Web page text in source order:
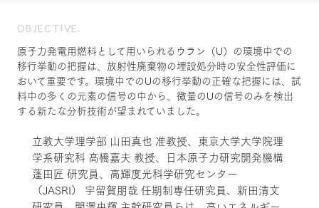
OBJECTIVE.
原子力発電用燃料として用いられるウラン（U）の環境中での
移行挙動の把握は、放射性廃棄物の埋設処分時の安全性評価に
おいて重要です。環境中でのUの移行挙動の正確な把握には、試
料中の多くの元素の信号の中から、微量のUの信号のみを検出
する新たな分析技術が望まれていました。
立教大学理学部 山田真也 准教授、東京大学大学院理
学系研究科 高橋嘉夫 教授、日本原子力研究開発機構
蓬田匠 研究員、高輝度光科学研究センター
（JASRI） 宇留賀朋哉 任期制専任研究員、新田清文